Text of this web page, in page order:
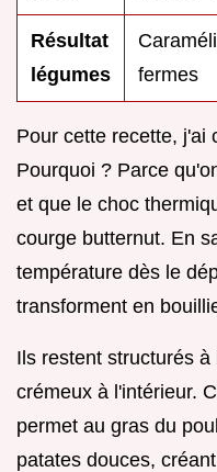
Résultat
légumes
fermes
Pour cette recette, j'ai
Pourquoi ? Parce
et que le choc
courge butternut. En
température dès le
transforment en
Ils restent structurés
crémeux à l'intérieur.
permet au gras du
patates douces,